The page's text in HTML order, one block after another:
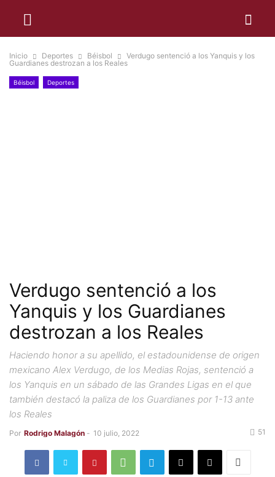
Inicio Deportes Béisbol
Verdugo sentenció a los Yanquis y los
Guardianes destrozan a los Reales
Béisbol Deportes
Verdugo sentenció a los
Yanquis y los Guardianes
destrozan a los Reales
Haciendo honor a su apellido, el estadounidense de origen
mexicano Alex Verdugo, de los Medias Rojas, sentenció a
los Yanquis en un sábado de las Grandes Ligas en el que
también destacó la paliza de los Guardianes por 1-13 ante
los Reales
Por Rodrigo Malagón - 10 julio, 2022 51